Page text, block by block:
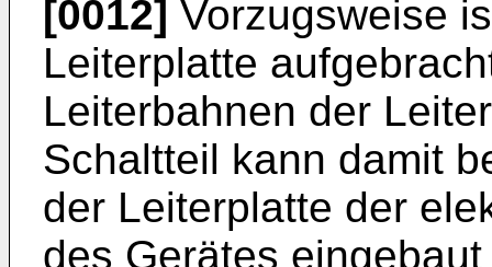
[0012] Vorzugsweise
Leiterplatte
Leiterbahnen der
Schaltteil kann damit
der Leiterplatte der
des Gerätes